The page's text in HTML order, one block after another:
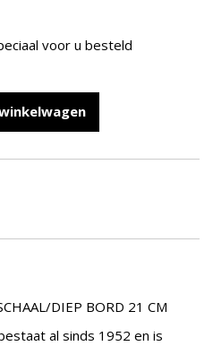
voor u besteld
DIEP BORD 21 CM
al sinds 1952 en is